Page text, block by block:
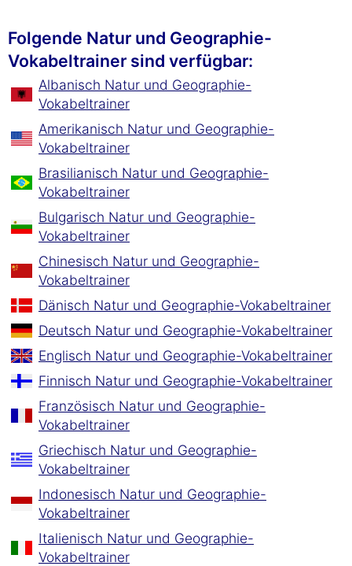
Folgende Natur und Geographie-
Vokabeltrainer sind verfügbar:
Albanisch Natur und Geographie-
Vokabeltrainer
Amerikanisch Natur und Geographie-
Vokabeltrainer
Brasilianisch Natur und Geographie-
Vokabeltrainer
Bulgarisch Natur und Geographie-
Vokabeltrainer
Chinesisch Natur und Geographie-
Vokabeltrainer
Dänisch Natur und Geographie-Vokabeltrainer
Deutsch Natur und Geographie-Vokabeltrainer
Englisch Natur und Geographie-Vokabeltrainer
Finnisch Natur und Geographie-Vokabeltrainer
Französisch Natur und Geographie-
Vokabeltrainer
Griechisch Natur und Geographie-
Vokabeltrainer
Indonesisch Natur und Geographie-
Vokabeltrainer
Italienisch Natur und Geographie-
Vokabeltrainer